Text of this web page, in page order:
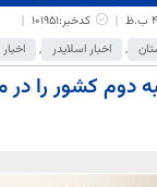
کدخبر:101951
, اخبار اسلایدر ,
دوم کشور را